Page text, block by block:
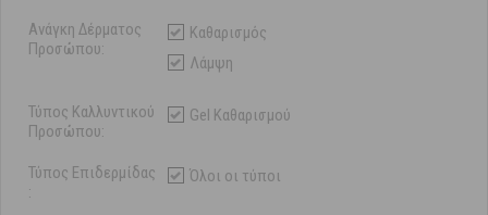
Ανάγκη Δέρματος
Προσώπου:
Καθαρισμός
Λάμψη
Τύπος Καλλυντικού
Προσώπου:
Gel Καθαρισμού
Τύπος Επιδερμίδας
:
Όλοι οι τύποι